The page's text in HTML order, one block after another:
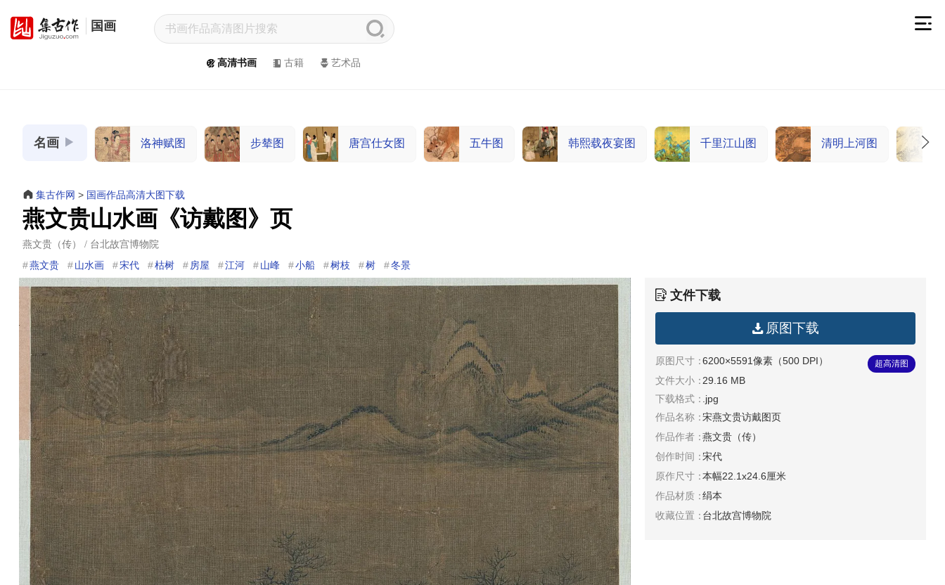
国画
高清书画 古籍 艺术品
名画 洛神赋图 步辇图 唐宫仕女图 五牛图 韩熙载夜宴图 千里江山图 清明上河图
集古作网 > 国画作品高清大图下载
燕文贵山水画《访戴图》页
燕文贵（传） / 台北故宫博物院
燕文贵 山水画 宋代 枯树 房屋 江河 山峰 小船 树枝 树 冬景
文件下载
原图下载
原图尺寸：6200×5591像素（500 DPI） 超高清图
文件大小：29.16 MB
下载格式： .jpg
作品名称：宋燕文贵访戴图页
作品作者：燕文贵（传）
创作时间：宋代
原作尺寸：本幅22.1x24.6厘米
作品材质：绢本
收藏位置：台北故宫博物院
集
书
画
/
Painting
Calligraphy
高
清
书
法
家
高
清
国
画
|
国
画
家